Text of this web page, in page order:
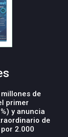
de
primer
y anuncia
de
2.000